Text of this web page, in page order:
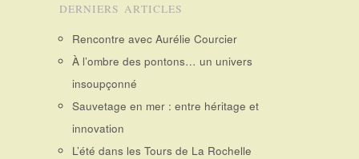
DERNIERS ARTICLES
Rencontre avec Aurélie Courcier
À l’ombre des pontons… un univers
insoupçonné
Sauvetage en mer : entre héritage et
innovation
L’été dans les Tours de La Rochelle